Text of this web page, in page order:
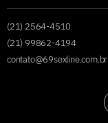
(21) 2564-4510
(21) 99862-4194
contato@69sexline.com.br